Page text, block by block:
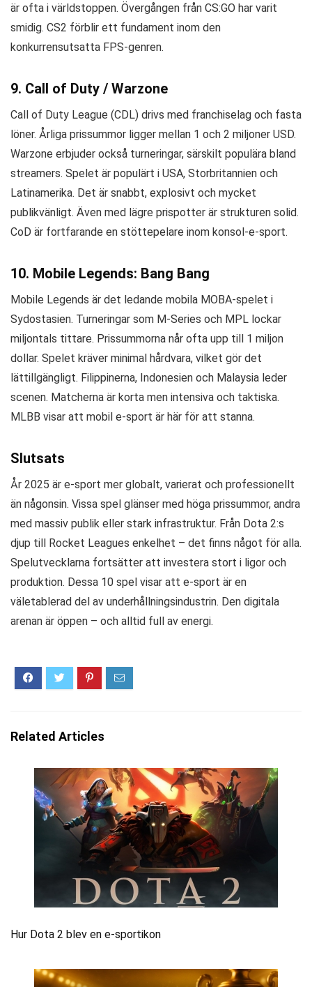
är ofta i världstoppen. Övergången från CS:GO har varit
smidig. CS2 förblir ett fundament inom den
konkurrensutsatta FPS-genren.
9. Call of Duty / Warzone
Call of Duty League (CDL) drivs med franchiselag och fasta
löner. Årliga prissummor ligger mellan 1 och 2 miljoner USD.
Warzone erbjuder också turneringar, särskilt populära bland
streamers. Spelet är populärt i USA, Storbritannien och
Latinamerika. Det är snabbt, explosivt och mycket
publikvänligt. Även med lägre prispotter är strukturen solid.
CoD är fortfarande en stöttepelare inom konsol-e-sport.
10. Mobile Legends: Bang Bang
Mobile Legends är det ledande mobila MOBA-spelet i
Sydostasien. Turneringar som M-Series och MPL lockar
miljontals tittare. Prissummorna når ofta upp till 1 miljon
dollar. Spelet kräver minimal hårdvara, vilket gör det
lättillgängligt. Filippinerna, Indonesien och Malaysia leder
scenen. Matcherna är korta men intensiva och taktiska.
MLBB visar att mobil e-sport är här för att stanna.
Slutsats
År 2025 är e-sport mer globalt, varierat och professionellt
än någonsin. Vissa spel glänser med höga prissummor, andra
med massiv publik eller stark infrastruktur. Från Dota 2:s
djup till Rocket Leagues enkelhet – det finns något för alla.
Spelutvecklarna fortsätter att investera stort i ligor och
produktion. Dessa 10 spel visar att e-sport är en
väletablerad del av underhållningsindustrin. Den digitala
arenan är öppen – och alltid full av energi.
Related Articles
Hur Dota 2 blev en e-sportikon